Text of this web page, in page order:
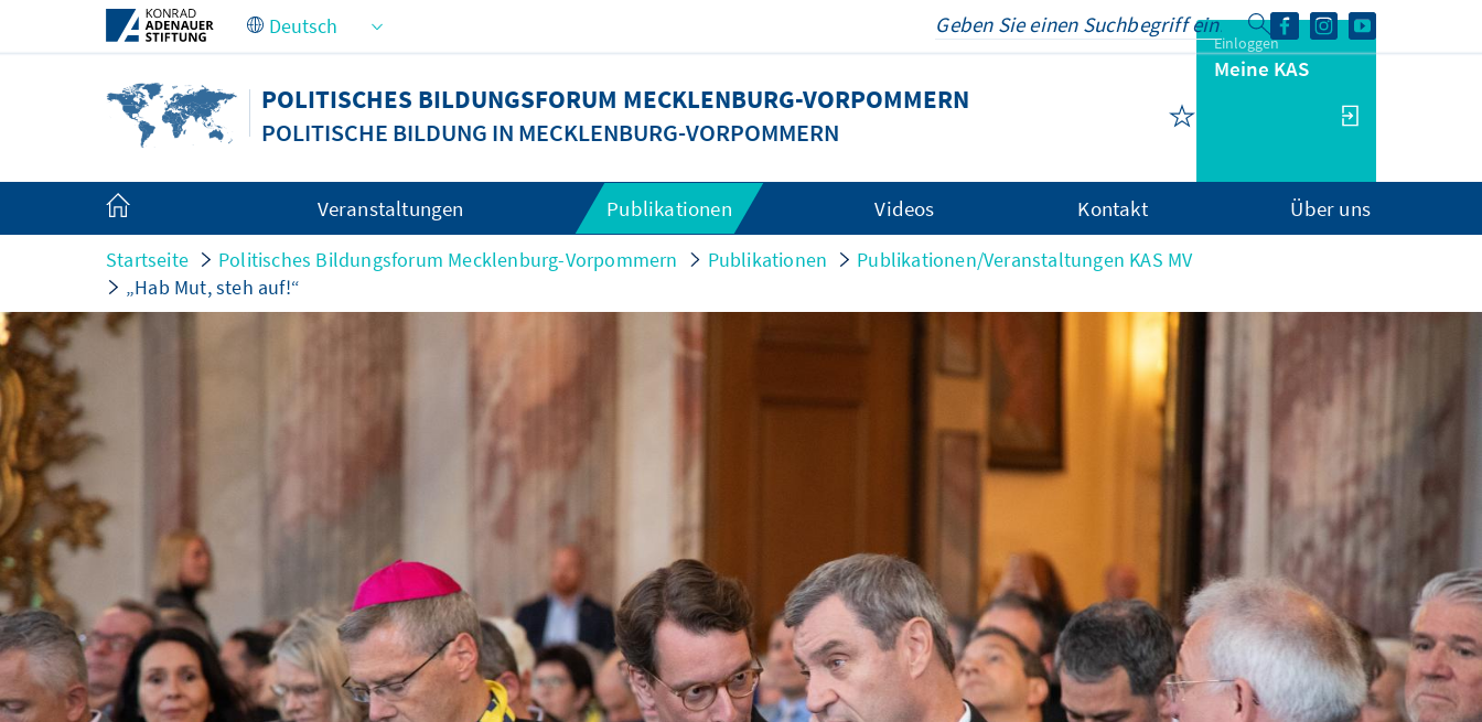
Zum Hauptinhalt springen
POLITISCHES BILDUNGSFORUM MECKLENBURG-VORPOMMERN
POLITISCHE BILDUNG IN MECKLENBURG-VORPOMMERN
Einloggen
Meine KAS
Veranstaltungen Publikationen Videos Kontakt Über uns
Startseite Politisches Bildungsforum Mecklenburg-Vorpommern Publikationen
Publikationen/Veranstaltungen KAS MV
„Hab Mut, steh auf!“